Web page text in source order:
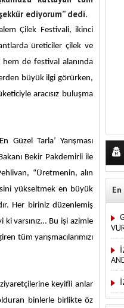
ediyorum” dedi.
Çilek Festivali, ikinci
üreticiler çilek ve
hem de festival alanında
büyük ilgi görürken,
aracısız buluşma
Güzel Tarla’ Yarışması
Bekir Pakdemirli ile
“Üretmenin, alın
yükseltmek en büyük
Her biriniz düzenlemiş
ki varsınız… Bu işi azimle
tüm yarışmacılarımızı
keyifli anlar
binlerle birlikte öz